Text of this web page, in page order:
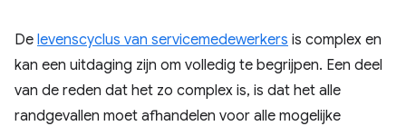
De levenscyclus van servicemedewerkers is complex en
kan een uitdaging zijn om volledig te begrijpen. Een deel
van de reden dat het zo complex is, is dat het alle
randgevallen moet afhandelen voor alle mogelijke